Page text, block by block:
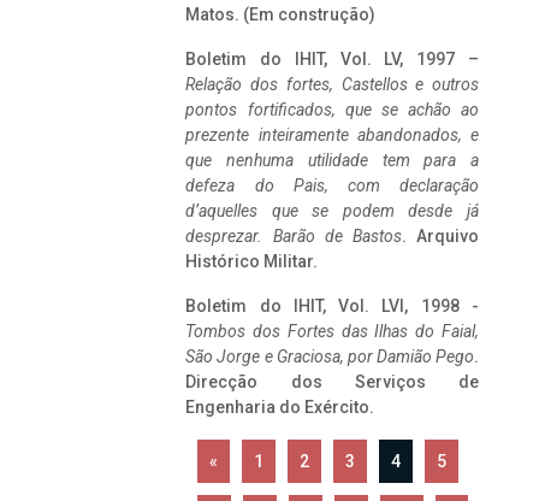
Matos. (Em construção)
Boletim do IHIT, Vol. LV, 1997 –
Relação dos fortes, Castellos e outros
pontos fortificados, que se achão ao
prezente inteiramente abandonados, e
que nenhuma utilidade tem para a
defeza do Pais, com declaração
d’aquelles que se podem desde já
desprezar. Barão de Bastos. Arquivo
Histórico Militar.
Boletim do IHIT, Vol. LVI, 1998 -
Tombos dos Fortes das Ilhas do Faial,
São Jorge e Graciosa, por Damião Pego.
Direcção dos Serviços de
Engenharia do Exército.
« 1 2 3 4 5